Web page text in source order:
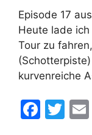
Episode 17
Heute lade
Tour zu
kurvenreiche
F
T